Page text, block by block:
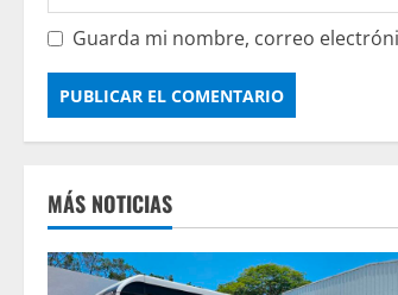
Guarda mi nombre, correo
MÁS NOTICIAS